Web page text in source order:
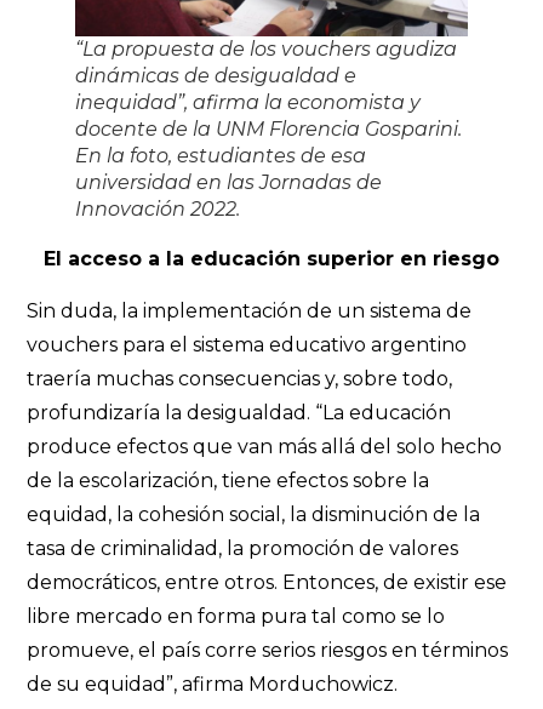
“La propuesta de los vouchers agudiza
dinámicas de desigualdad e
inequidad”, afirma la economista y
docente de la UNM Florencia Gosparini.
En la foto, estudiantes de esa
universidad en las Jornadas de
Innovación 2022.
El acceso a la educación superior en riesgo
Sin duda, la implementación de un sistema de
vouchers para el sistema educativo argentino
traería muchas consecuencias y, sobre todo,
profundizaría la desigualdad. “La educación
produce efectos que van más allá del solo hecho
de la escolarización, tiene efectos sobre la
equidad, la cohesión social, la disminución de la
tasa de criminalidad, la promoción de valores
democráticos, entre otros. Entonces, de existir ese
libre mercado en forma pura tal como se lo
promueve, el país corre serios riesgos en términos
de su equidad”, afirma Morduchowicz.